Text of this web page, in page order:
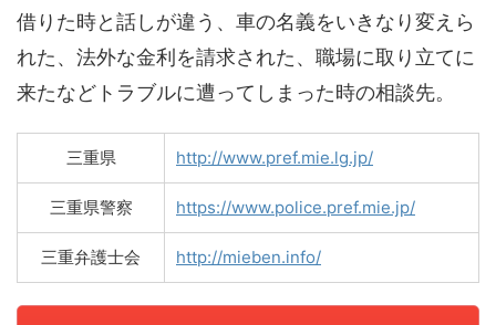
借りた時と話しが違う、車の名義をいきなり変えら
れた、法外な金利を請求された、職場に取り立てに
来たなどトラブルに遭ってしまった時の相談先。
三重県 http://www.pref.mie.lg.jp/
三重県警察 https://www.police.pref.mie.jp/
三重弁護士会 http://mieben.info/